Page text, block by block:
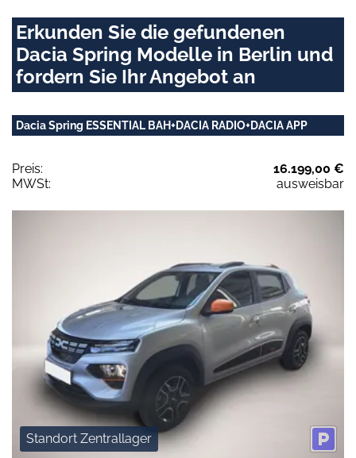
Erkunden Sie die gefundenen
Dacia Spring Modelle in Berlin und
fordern Sie Ihr Angebot an
Dacia Spring ESSENTIAL BAH+DACIA RADIO+DACIA APP
Preis:
16.199,00 €
MWSt:
ausweisbar
Standort Zentrallager